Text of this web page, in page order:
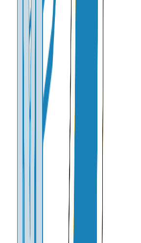
desde Kearny
desde Kingman
desde Kirkland
desde Lake Havasu City
desde Lakeside